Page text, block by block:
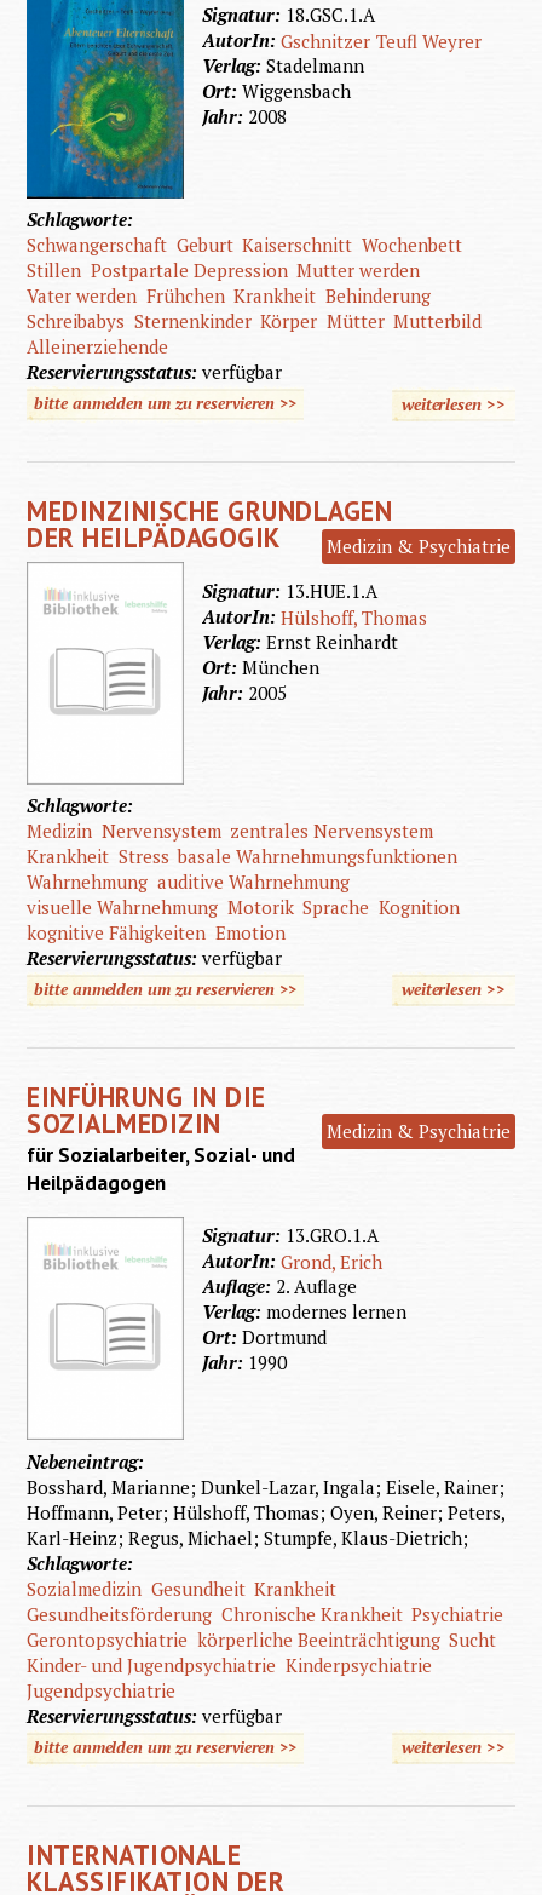
Signatur: 18.GSC.1.A
AutorIn:Gschnitzer Teufl Weyrer
Verlag:Stadelmann
Ort:Wiggensbach
Jahr: 2008
Schlagworte:
Schwangerschaft Geburt Kaiserschnitt Wochenbett
Stillen Postpartale Depression Mutter werden
Vater werden Frühchen Krankheit Behinderung
Schreibabys Sternenkinder Körper Mütter Mutterbild
Alleinerziehende
Reservierungsstatus:verfügbar
bitte anmelden um zu reservieren >> weiterlesen>>
MEDINZINISCHE GRUNDLAGEN
DER HEILPÄDAGOGIK
Medizin & Psychiatrie
Signatur: 13.HUE.1.A
AutorIn:Hülshoff, Thomas
Verlag:Ernst Reinhardt
Ort:München
Jahr: 2005
Schlagworte:
Medizin Nervensystem zentrales Nervensystem
Krankheit Stress basale Wahrnehmungsfunktionen
Wahrnehmung auditive Wahrnehmung
visuelle Wahrnehmung Motorik Sprache Kognition
kognitive Fähigkeiten Emotion
Reservierungsstatus:verfügbar
bitte anmelden um zu reservieren >> weiterlesen>>
EINFÜHRUNG IN DIE
SOZIALMEDIZIN Medizin & Psychiatrie
für Sozialarbeiter, Sozial- und
Heilpädagogen
Signatur: 13.GRO.1.A
AutorIn:Grond, Erich
Auflage: 2. Auflage
Verlag:modernes lernen
Ort:Dortmund
Jahr: 1990
Nebeneintrag:
Bosshard, Marianne; Dunkel-Lazar, Ingala; Eisele, Rainer;
Hoffmann, Peter; Hülshoff, Thomas; Oyen, Reiner; Peters,
Karl-Heinz; Regus, Michael; Stumpfe, Klaus-Dietrich;
Schlagworte:
Sozialmedizin Gesundheit Krankheit
Gesundheitsförderung Chronische Krankheit Psychiatrie
Gerontopsychiatrie körperliche Beeinträchtigung Sucht
Kinder- und Jugendpsychiatrie Kinderpsychiatrie
Jugendpsychiatrie
Reservierungsstatus:verfügbar
bitte anmelden um zu reservieren >> weiterlesen>>
INTERNATIONALE
KLASSIFIKATION DER